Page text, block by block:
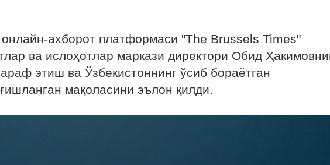
онлайн-ахборот платформаси "The Brussels Times"
ва ислоҳотлар маркази директори Обид
этиш ва Ўзбекистоннинг ўсиб бораётган
мақоласини эълон қилди.